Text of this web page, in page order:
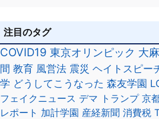
注目のタグ
COVID19 東京オリンピック 大麻
間 教育 風営法 震災 ヘイトスピー
学 どうしてこうなった 森友学園
フェイクニュース デマ トランプ 京
レポート 加計学園 産経新聞 消費税